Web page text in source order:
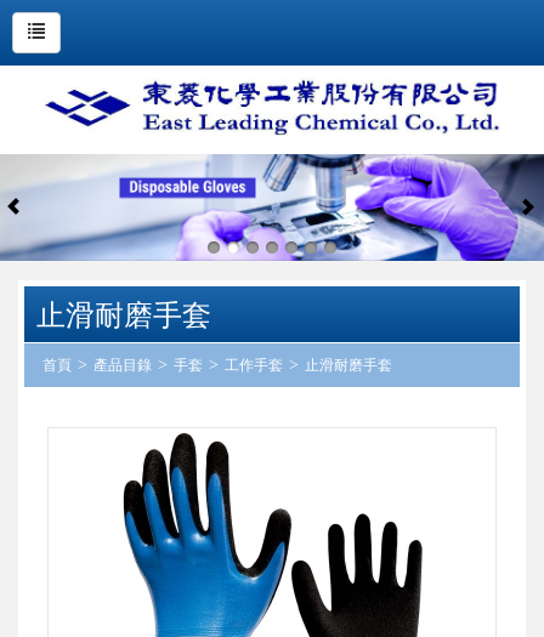
止滑耐磨手套
首頁 產品目錄 手套 工作手套 止滑耐磨手套